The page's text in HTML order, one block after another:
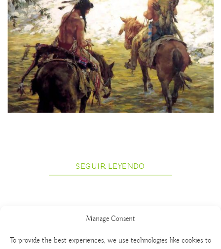
Manage Consent
To provide the best experiences, we use technologies like cookies to
SEGUIR LEYENDO